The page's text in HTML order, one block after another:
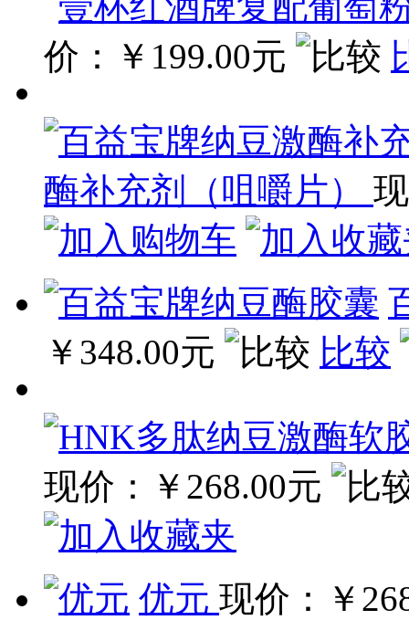
价： ￥199.00元
酶补充剂（咀嚼片）
￥348.00元
比较
现价： ￥268.00元
优元 现价： ￥